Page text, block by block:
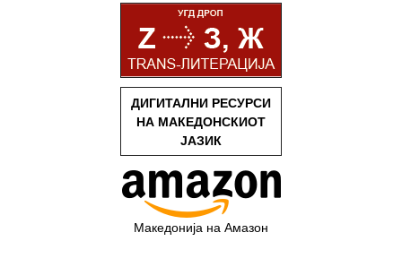
ДИГИТАЛНИ РЕСУРСИ
НА МАКЕДОНСКИОТ
ЈАЗИК
Македонија на Амазон